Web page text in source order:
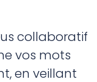
collaboratif
vos mots
en veillant